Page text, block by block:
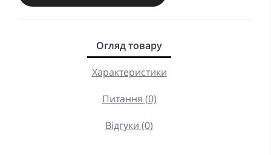
Огляд товару
Характеристики
Питання (0)
Відгуки (0)